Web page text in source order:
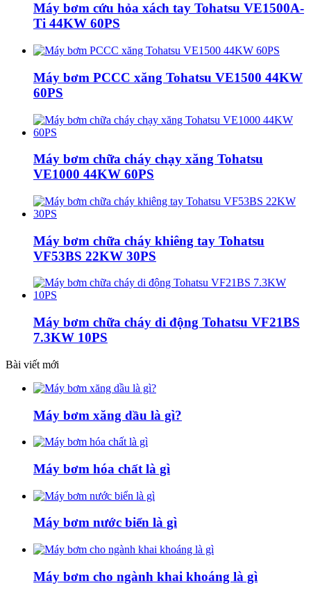
Máy bơm cứu hỏa xách tay Tohatsu VE1500A-
Ti 44KW 60PS
Máy bơm PCCC xăng Tohatsu VE1500 44KW
60PS
Máy bơm chữa cháy chạy xăng Tohatsu
VE1000 44KW 60PS
Máy bơm chữa cháy khiêng tay Tohatsu
VF53BS 22KW 30PS
Máy bơm chữa cháy di động Tohatsu VF21BS
7.3KW 10PS
Bài viết mới
Máy bơm xăng dầu là gì?
Máy bơm hóa chất là gì
Máy bơm nước biển là gì
Máy bơm cho ngành khai khoáng là gì